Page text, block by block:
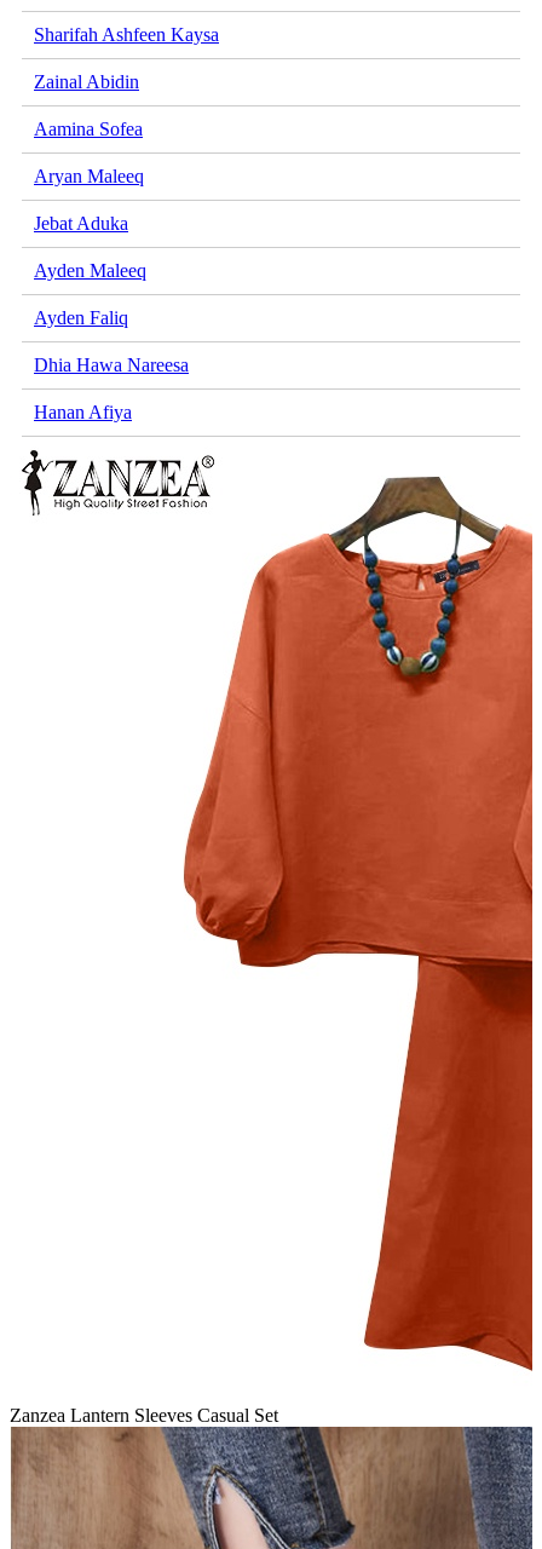
Sharifah Ashfeen Kaysa
Zainal Abidin
Aamina Sofea
Aryan Maleeq
Jebat Aduka
Ayden Maleeq
Ayden Faliq
Dhia Hawa Nareesa
Hanan Afiya
Zanzea Lantern Sleeves Casual Set